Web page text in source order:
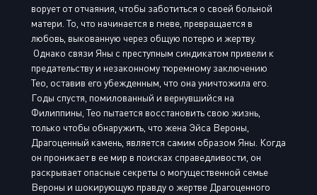
ворует от отчаяния, чтобы заботиться о своей больной
матери. То, что начинается в гневе, превращается в
любовь, выкованную через общую потерю и жертву.
Однако связи Яны с преступным синдикатом привели к
предательству и незаконному тюремному заключению
Тео, оставив его убежденным, что она уничтожила его.
Годы спустя, помилованный и вернувшийся на
Филиппины, Тео пытается восстановить свою жизнь,
только чтобы обнаружить, что жена Эйса Вероны,
Драгоценный камень, является самим образом Яны. Когда
он проникает в ее мир в поисках справедливости, он
раскрывает опасные секреты о могущественной семье
Вероны и шокирующую правду о жертве Драгоценного